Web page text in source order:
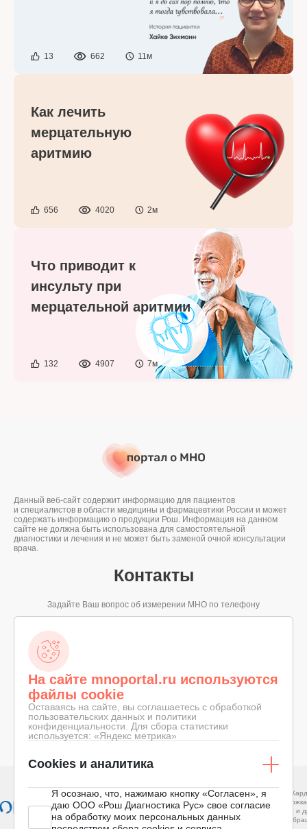
13 662 11м
Как лечить
мерцательную
аритмию
656 4020 2м
Что приводит к
инсульту при
мерцательной аритмии
132 4907 7м
Данный веб-сайт содержит информацию для пациентов
и специалистов в области медицины и фармацевтики России и может
содержать информацию о продукции Рош. Информация на данном
сайте не должна быть использована для самостоятельной
диагностики и лечения и не может быть заменой очной консультации
врача.
Контакты
Задайте Ваш вопрос об измерении МНО по телефону
© 2026 «ПОРТАЛ О МНО»
КОНФИДЕНЦИАЛЬНОСТЬ
ПРАВОВОЕ СОГЛАШЕНИЕ
СДЕЛАНО В
Межрегиональный фонд помощи
родственникам больных с инсультом
АНО «КардиоМир»
Поддержка людей с
сердца и другими
кровообращения
На сайте mnoportal.ru используются
файлы cookie
Оставаясь на сайте, вы соглашаетесь с обработкой
пользовательских данных и политики
конфиденциальности. Для сбора статистики
используется: «Яндекс метрика»
Cookies и аналитика
Я осознаю, что, нажимаю кнопку «Согласен», я
даю ООО «Рош Диагностика Рус» свое согласие
на обработку моих персональных данных